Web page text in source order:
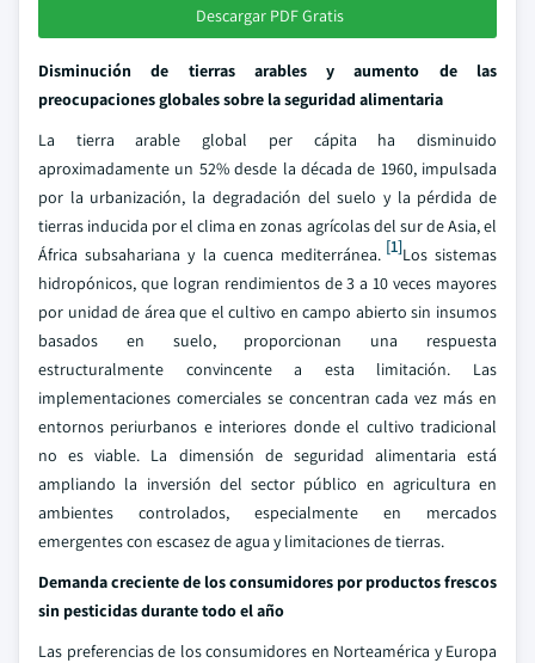
Descargar PDF Gratis
Disminución de tierras arables y aumento de las
preocupaciones globales sobre la seguridad alimentaria
La tierra arable global per cápita ha disminuido
aproximadamente un 52% desde la década de 1960, impulsada
por la urbanización, la degradación del suelo y la pérdida de
tierras inducida por el clima en zonas agrícolas del sur de Asia, el
África subsahariana y la cuenca mediterránea. [1]Los sistemas
hidropónicos, que logran rendimientos de 3 a 10 veces mayores
por unidad de área que el cultivo en campo abierto sin insumos
basados en suelo, proporcionan una respuesta
estructuralmente convincente a esta limitación. Las
implementaciones comerciales se concentran cada vez más en
entornos periurbanos e interiores donde el cultivo tradicional
no es viable. La dimensión de seguridad alimentaria está
ampliando la inversión del sector público en agricultura en
ambientes controlados, especialmente en mercados
emergentes con escasez de agua y limitaciones de tierras.
Demanda creciente de los consumidores por productos frescos
sin pesticidas durante todo el año
Las preferencias de los consumidores en Norteamérica y Europa